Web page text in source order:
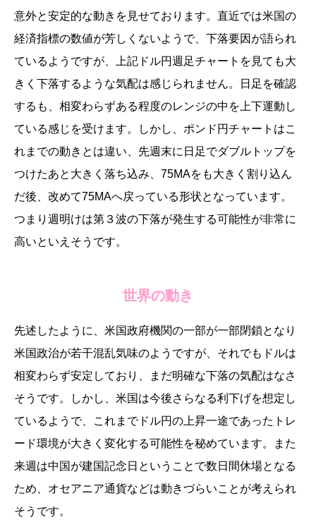
意外と安定的な動きを見せております。直近では米国の
経済指標の数値が芳しくないようで、下落要因が語られ
ているようですが、上記ドル円週足チャートを見ても大
きく下落するような気配は感じられません。日足を確認
するも、相変わらずある程度のレンジの中を上下運動し
ている感じを受けます。しかし、ポンド円チャートはこ
れまでの動きとは違い、先週末に日足でダブルトップを
つけたあと大きく落ち込み、75MAをも大きく割り込ん
だ後、改めて75MAへ戻っている形状となっています。
つまり週明けは第３波の下落が発生する可能性が非常に
高いといえそうです。
世界の動き
先述したように、米国政府機関の一部が一部閉鎖となり
米国政治が若干混乱気味のようですが、それでもドルは
相変わらず安定しており、まだ明確な下落の気配はなさ
そうです。しかし、米国は今後さらなる利下げを想定し
ているようで、これまでドル円の上昇一途であったトレ
ード環境が大きく変化する可能性を秘めています。また
来週は中国が建国記念日ということで数日間休場となる
ため、オセアニア通貨などは動きづらいことが考えられ
そうです。